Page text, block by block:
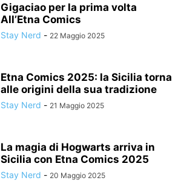
Gigaciao per la prima volta
All’Etna Comics
Stay Nerd - 22 Maggio 2025
Etna Comics 2025: la Sicilia torna
alle origini della sua tradizione
Stay Nerd - 21 Maggio 2025
La magia di Hogwarts arriva in
Sicilia con Etna Comics 2025
Stay Nerd - 20 Maggio 2025